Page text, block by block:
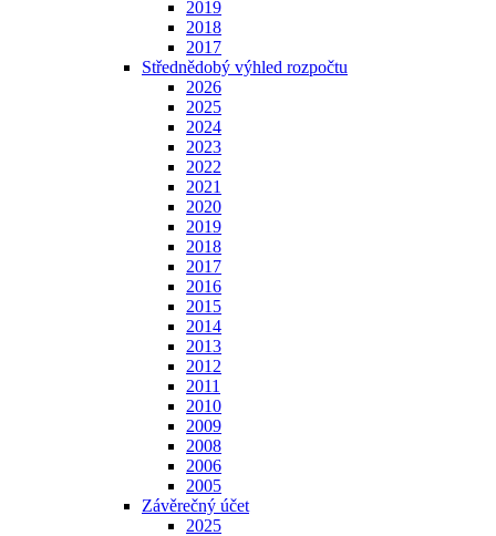
2019
2018
2017
Střednědobý výhled rozpočtu
2026
2025
2024
2023
2022
2021
2020
2019
2018
2017
2016
2015
2014
2013
2012
2011
2010
2009
2008
2006
2005
Závěrečný účet
2025